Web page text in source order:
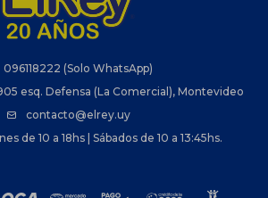
096118222 (Solo WhatsApp)
esq. Defensa (La Comercial), Montevideo
contacto@elrey.uy
de 10 a 18hs | Sábados de 10 a 13:45hs.